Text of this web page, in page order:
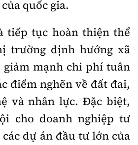
quốc gia.
tiếp tục hoàn thiện thể
trường định hướng xã
mạnh chi phí tuân
điểm nghẽn về đất đai,
và nhân lực. Đặc biệt,
cho doanh nghiệp tư
dự án đầu tư lớn của